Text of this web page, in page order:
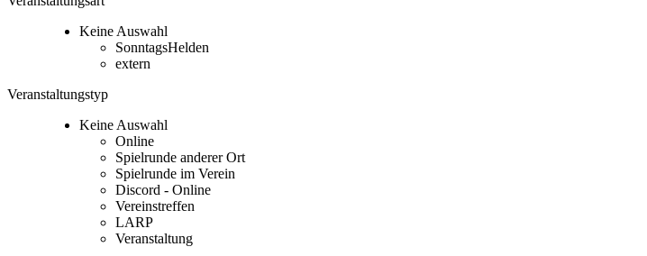
Keine Auswahl
SonntagsHelden
extern
Veranstaltungstyp
Keine Auswahl
Online
Spielrunde anderer Ort
Spielrunde im Verein
Discord - Online
Vereinstreffen
LARP
Veranstaltung